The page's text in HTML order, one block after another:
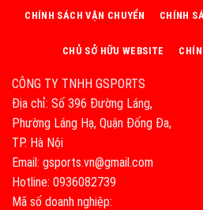
CÔNG TY TNHH GSPORTS
Địa chỉ: Số 396 Đường Láng,
Phường Láng Hạ, Quận Đống Đa,
TP. Hà Nội
Email: gsports.vn@gmail.com
Hotline: 0936082739
Mã số doanh nghiệp:
CHÍNH SÁCH VẬN CHUYỂN CHÍNH
CHỦ SỞ HỮU WEBSITE